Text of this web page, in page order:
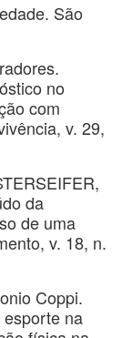
São
no
com
v. 29,
da
de uma
v. 18, n.
Coppi.
na